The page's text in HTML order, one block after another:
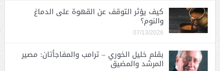
كيف يؤثر التوقف عن القهوة على الدماغ
والنوم؟
07/13/2026
بقلم خليل الخوري – ترامب والمفاجأتان: مصير
المرشد والمضيق